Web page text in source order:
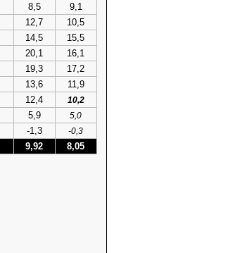
8,5 9,1
12,7 10,5
14,5 15,5
20,1 16,1
19,3 17,2
13,6 11,9
12,4
10,2
5,9
5,0
-1,3 -0,3
9,92 8,05